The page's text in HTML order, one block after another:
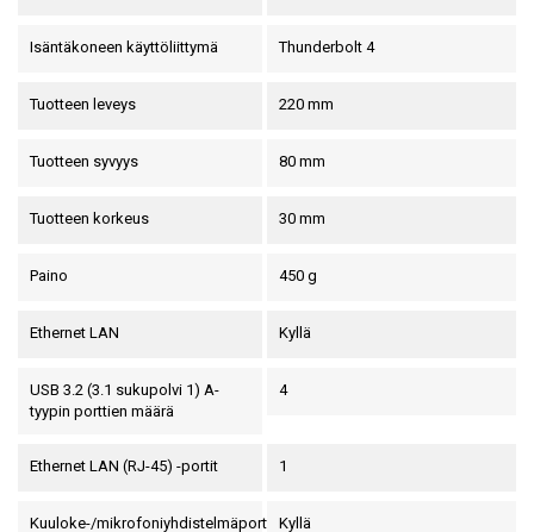
Isäntäkoneen käyttöliittymä Thunderbolt 4
Tuotteen leveys 220 mm
Tuotteen syvyys 80 mm
Tuotteen korkeus 30 mm
Paino 450 g
Ethernet LAN Kyllä
USB 3.2 (3.1 sukupolvi 1) A-
tyypin porttien määrä
4
Ethernet LAN (RJ-45) -portit 1
Kuuloke-/mikrofoniyhdistelmäportti Kyllä